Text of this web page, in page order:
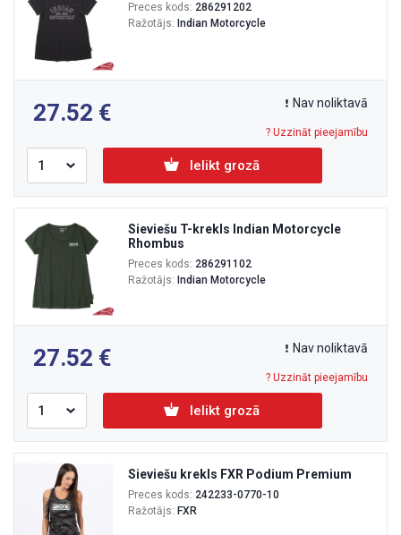
Preces kods: 286291202
Ražotājs: Indian Motorcycle
27.52 Nav noliktavā
? Uzzināt pieejamību
Ielikt grozā
Sieviešu T-krekls Indian Motorcycle
Rhombus
Preces kods: 286291102
Ražotājs: Indian Motorcycle
27.52 Nav noliktavā
? Uzzināt pieejamību
Ielikt grozā
Sieviešu krekls FXR Podium Premium
Preces kods: 242233-0770-10
Ražotājs: FXR